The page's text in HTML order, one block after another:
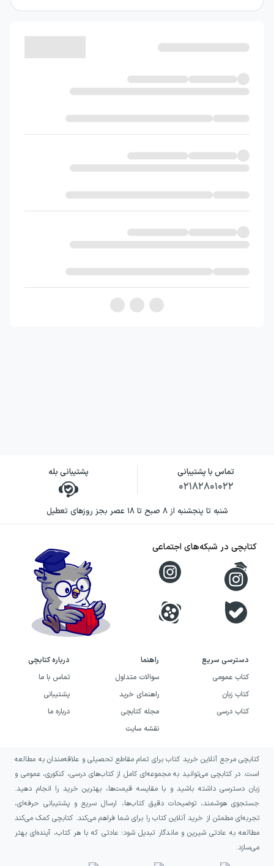
تماس با پشتیبانی
۰۲۱۸۲۸۰۱۰۲۲
پشتیبانی بله
شنبه تا پنجشنبه از ۸ صبح تا ۱۸ عصر بجز روزهای تعطیل
دسترسی سریع
کتاب عمومی
کتاب زبان
کتاب درسی
راهنما
سوالات متداول
راهنمای خرید
مجله کتابچی
نقشه سایت
درباره کتابچی
تماس با ما
پشتیبانی
درباره ما
کتابچی در شبکه‌های اجتماعی
کتابچی مرجع آنلاین خرید کتاب برای تمام مقاطع تحصیلی و علاقه‌مندان به مطالعه
است. در کتابچی می‌توانید به مجموعه‌ای کامل از کتاب‌های درسی، کنکوری، عمومی و
زبان دسترسی داشته باشید و با مقایسه قیمت‌ها، بهترین خرید را انجام دهید.
جستجوی هوشمند، توضیحات دقیق کتاب‌ها، ارسال سریع و پشتیبانی حرفه‌ای،
تجربه‌ای مطمئن از خرید آنلاین کتاب را برای شما فراهم می‌کند. کتابچی کمک می‌کند
مطالعه به عادتی شیرین و ماندگار تبدیل شود؛ عادتی که با هر کتاب، آینده‌ای بهتر
می‌سازد.